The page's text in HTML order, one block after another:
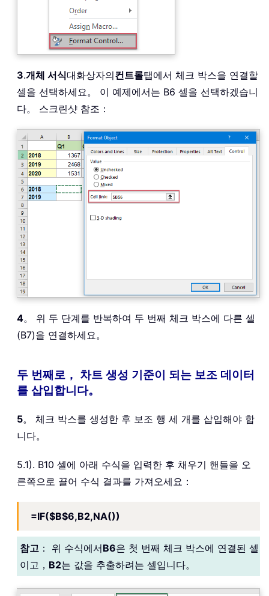
3.개체 서식대화상자의컨트롤탭에서 체크 박스을 연결할
셀을 선택하세요。 이 예제에서는 B6 셀을 선택하겠습니
다。 스크린샷 참조：
4。 위 두 단계를 반복하여 두 번째 체크 박스에 다른 셀
(B7)을 연결하세요。
두 번째로， 차트 생성 기준이 되는 보조 데이터
를 삽입합니다。
5。 체크 박스를 생성한 후 보조 행 세 개를 삽입해야 합
니다。
5.1). B10 셀에 아래 수식을 입력한 후 채우기 핸들을 오
른쪽으로 끌어 수식 결과를 가져오세요：
=IF($B$6,B2,NA())
참고 ： 위 수식에서B6은 첫 번째 체크 박스에 연결된 셀
이고， B2는 값을 추출하려는 셀입니다。